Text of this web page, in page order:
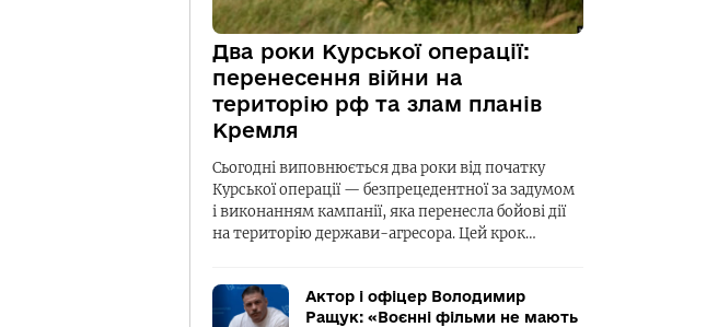
Два роки Курської операції:
перенесення війни на
територію рф та злам планів
Кремля
Сьогодні виповнюється два роки від початку
Курської операції — безпрецедентної за задумом
і виконанням кампанії, яка перенесла бойові дії
на територію держави-агресора. Цей крок…
Актор і офіцер Володимир
Ращук: «Воєнні фільми не мають